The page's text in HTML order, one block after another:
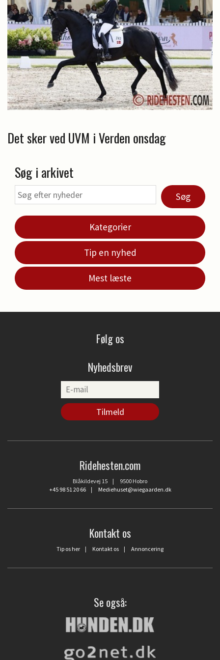
Det sker ved UVM i Verden onsdag
Søg i arkivet
Søg
Kategorier
Tip en nyhed
Mest læste
Følg os
Nyhedsbrev
Ridehesten.com
Blåkildevej 15 | 9500 Hobro
+45 98 51 20 66| Mediehuset@wiegaarden.dk
Kontakt os
Tip os her | Kontakt os | Annoncering
Se også: